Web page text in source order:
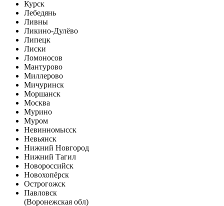
Курск
Лебедянь
Ливны
Ликино-Дулёво
Липецк
Лиски
Ломоносов
Мантурово
Миллерово
Мичуринск
Моршанск
Москва
Мурино
Муром
Невинномысск
Невьянск
Нижний Новгород
Нижний Тагил
Новороссийск
Новохопёрск
Острогожск
Павловск
(Воронежская обл)